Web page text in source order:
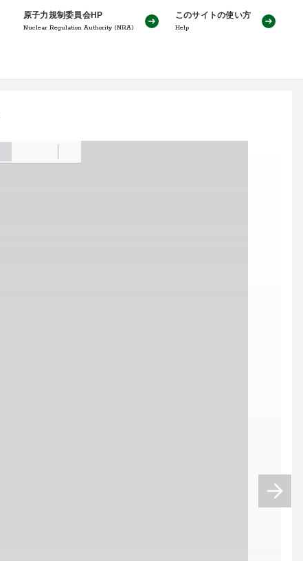
原子力規制委員会HP
Nuclear Regulation Authority (NRA)
このサイトの使い方
Help